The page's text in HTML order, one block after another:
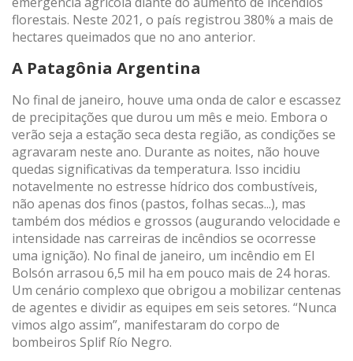
florestais. Neste 2021, o país registrou 380% a mais de
hectares queimados que no ano anterior.
A Patagônia Argentina
No final de janeiro, houve uma onda de calor e escassez
de precipitações que durou um mês e meio. Embora o
verão seja a estação seca desta região, as condições se
agravaram neste ano. Durante as noites, não houve
quedas significativas da temperatura. Isso incidiu
notavelmente no estresse hídrico dos combustíveis,
não apenas dos finos (pastos, folhas secas...), mas
também dos médios e grossos (augurando velocidade e
intensidade nas carreiras de incêndios se ocorresse
uma ignição). No final de janeiro, um incêndio em El
Bolsón arrasou 6,5 mil ha em pouco mais de 24 horas.
Um cenário complexo que obrigou a mobilizar centenas
de agentes e dividir as equipes em seis setores. “Nunca
vimos algo assim”, manifestaram do corpo de
bombeiros Splif Río Negro.
Este site usa seus próprios cookies para coletar
informações a fim de melhorar nossos serviços. Se
possibilidade de configurar o seu navegador, podendo, se
assim o desejar, impedir que sejam instalados no seu
causar dificuldades na navegação no site.
Análise e personalização
Eles permitem o monitoramento e análise do
comportamento dos usuários deste site. A informação
recolhida através deste tipo de cookies serve para medir a
actividade da web para a elaboração dos perfis de
navegação dos utilizadores, de forma a introduzir
melhorias a partir da análise dos dados de utilização
efectuada pelos utilizadores do serviço. Eles nos permitem
salvar as informações de preferência do usuário para
melhorar a qualidade dos nossos serviços e oferecer uma
melhor experiência através dos produtos recomendados.
Marketing e publicidade
Esses cookies são utilizados para armazenar informações